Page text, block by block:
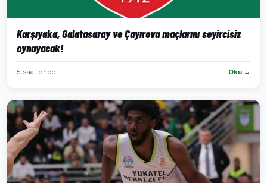
Karşıyaka, Galatasaray ve Çayırova maçlarını seyircisiz
oynayacak!
5 saat önce Oku →